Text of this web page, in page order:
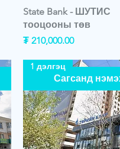
State Bank - ШУТИС
тооцооны төв
Price
₮ 210,000.00
Сагсанд
1 дэлгэц